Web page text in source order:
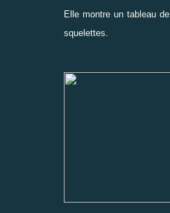
Elle montre un tableau de
squelettes.